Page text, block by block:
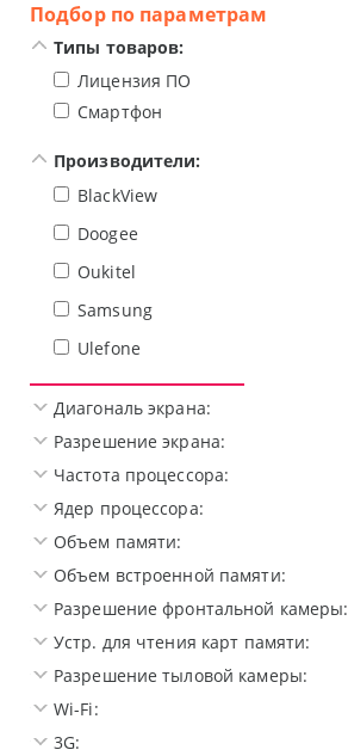
Подбор по параметрам
Типы товаров:
Лицензия ПО
Смартфон
Производители:
BlackView
Doogee
Oukitel
Samsung
Ulefone
Диагональ экрана:
Разрешение экрана:
Частота процессора:
Ядер процессора:
Объем памяти:
Объем встроенной памяти:
Разрешение фронтальной камеры:
Устр. для чтения карт памяти:
Разрешение тыловой камеры:
Wi-Fi:
3G: